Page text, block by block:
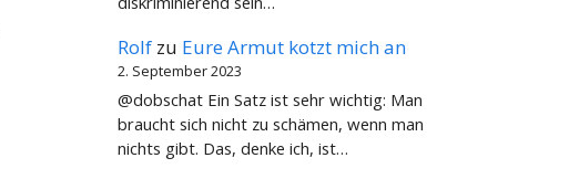
Rolf zu Eure Armut kotzt mich an
2. September 2023
@dobschat Ein Satz ist sehr wichtig: Man
braucht sich nicht zu schämen, wenn man
nichts gibt. Das, denke ich, ist…